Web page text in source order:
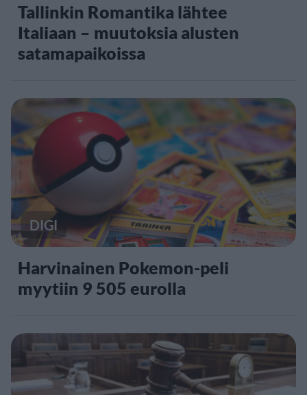
Tallinkin Romantika lähtee
Italiaan – muutoksia alusten
satamapaikoissa
DIGI
Harvinainen Pokemon-peli
myytiin 9 505 eurolla